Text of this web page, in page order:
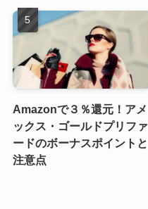
Amazonで３％還元！アメ
ックス・ゴールドプリファ
ードのボーナスポイントと
注意点